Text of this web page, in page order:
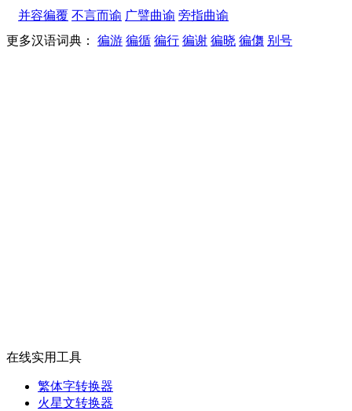
并容徧覆 不言而谕 广譬曲谕 旁指曲谕
更多汉语词典： 徧游 徧循 徧行 徧谢 徧晓 徧儛 别号
在线实用工具
繁体字转换器
火星文转换器